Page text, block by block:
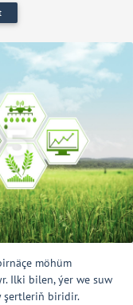
möhüm
Ilki bilen, ýer we suw
şertleriň biridir.